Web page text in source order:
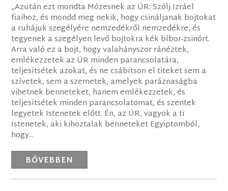
„Azután ezt mondta Mózesnek az ÚR: Szólj Izráel
fiaihoz, és mondd meg nekik, hogy csináljanak bojtokat
a ruhájuk szegélyére nemzedékről nemzedékre, és
tegyenek a szegélyen levő bojtokra kék bíbor-zsinórt.
Arra való ez a bojt, hogy valahányszor ránéztek,
emlékezzetek az ÚR minden parancsolatára,
teljesítsétek azokat, és ne csábítson el titeket sem a
szívetek, sem a szemetek, amelyek paráznaságba
vihetnek benneteket, hanem emlékezzetek, és
teljesítsétek minden parancsolatomat, és szentek
legyetek Istenetek előtt. Én, az ÚR, vagyok a ti
Istenetek, aki kihoztalak benneteket Egyiptomból,
hogy...
BŐVEBBEN